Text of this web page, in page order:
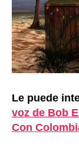
Le puede
voz de Bob
Con